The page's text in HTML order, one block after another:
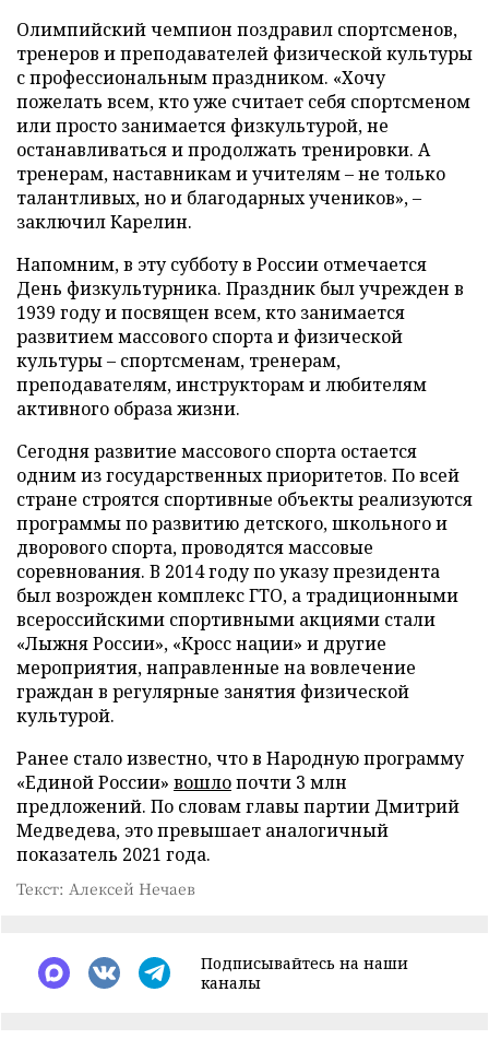
Олимпийский чемпион поздравил спортсменов,
тренеров и преподавателей физической культуры
с профессиональным праздником. «Хочу
пожелать всем, кто уже считает себя спортсменом
или просто занимается физкультурой, не
останавливаться и продолжать тренировки. А
тренерам, наставникам и учителям – не только
талантливых, но и благодарных учеников», –
заключил Карелин.
Напомним, в эту субботу в России отмечается
День физкультурника. Праздник был учрежден в
1939 году и посвящен всем, кто занимается
развитием массового спорта и физической
культуры – спортсменам, тренерам,
преподавателям, инструкторам и любителям
активного образа жизни.
Сегодня развитие массового спорта остается
одним из государственных приоритетов. По всей
стране строятся спортивные объекты реализуются
программы по развитию детского, школьного и
дворового спорта, проводятся массовые
соревнования. В 2014 году по указу президента
был возрожден комплекс ГТО, а традиционными
всероссийскими спортивными акциями стали
«Лыжня России», «Кросс нации» и другие
мероприятия, направленные на вовлечение
граждан в регулярные занятия физической
культурой.
Ранее стало известно, что в Народную программу
«Единой России» вошлопочти 3 млн
предложений. По словам главы партии Дмитрий
Медведева, это превышает аналогичный
показатель 2021 года.
Текст: Алексей Нечаев
Подписывайтесь на наши
каналы